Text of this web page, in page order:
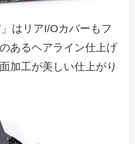
はリアI/Oカバーもフ
あるヘアライン仕上げ
加工が美しい仕上がり